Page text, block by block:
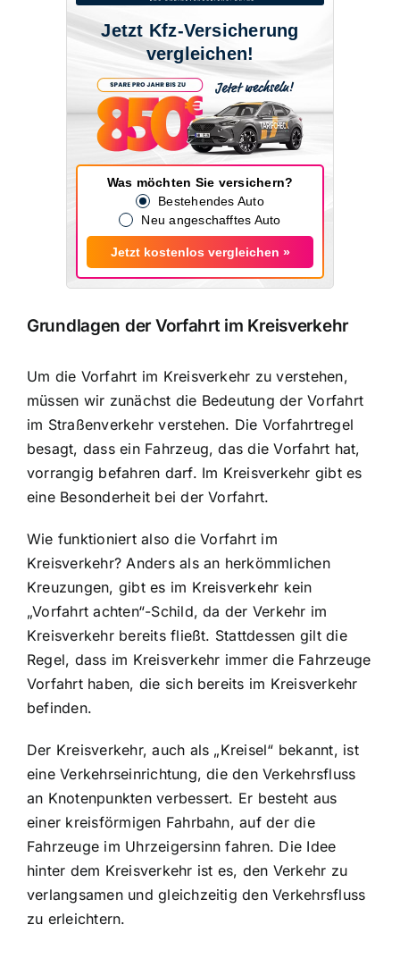
Jetzt Kfz-Versicherung
vergleichen!
Was möchten Sie versichern?
Bestehendes Auto
Neu angeschafftes Auto
Jetzt kostenlos vergleichen »
Grundlagen der Vorfahrt im Kreisverkehr
Um die Vorfahrt im Kreisverkehr zu verstehen,
müssen wir zunächst die Bedeutung der Vorfahrt
im Straßenverkehr verstehen. Die Vorfahrtregel
besagt, dass ein Fahrzeug, das die Vorfahrt hat,
vorrangig befahren darf. Im Kreisverkehr gibt es
eine Besonderheit bei der Vorfahrt.
Wie funktioniert also die Vorfahrt im
Kreisverkehr? Anders als an herkömmlichen
Kreuzungen, gibt es im Kreisverkehr kein
„Vorfahrt achten“-Schild, da der Verkehr im
Kreisverkehr bereits fließt. Stattdessen gilt die
Regel, dass im Kreisverkehr immer die Fahrzeuge
Vorfahrt haben, die sich bereits im Kreisverkehr
befinden.
Der Kreisverkehr, auch als „Kreisel“ bekannt, ist
eine Verkehrseinrichtung, die denVerkehrsfluss
an Knotenpunkten verbessert. Er besteht aus
einer kreisförmigen Fahrbahn, auf der die
Fahrzeuge im Uhrzeigersinn fahren. Die Idee
hinter dem Kreisverkehr ist es, den Verkehr zu
verlangsamen und gleichzeitig den Verkehrsfluss
zu erleichtern.